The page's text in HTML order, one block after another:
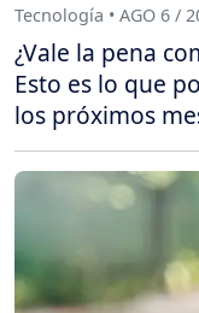
Tecnología • AGO 6 /
¿Vale la pena
Esto es lo que
los próximos